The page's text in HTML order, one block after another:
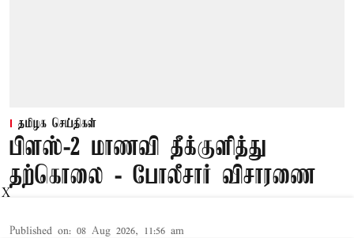
தமிழக செய்திகள்
பிளஸ்-2 மாணவி தீக்குளித்து
தற்கொலை - போலீசார் விசாரணை
Published on: 08 Aug 2026, 11:56 am
X